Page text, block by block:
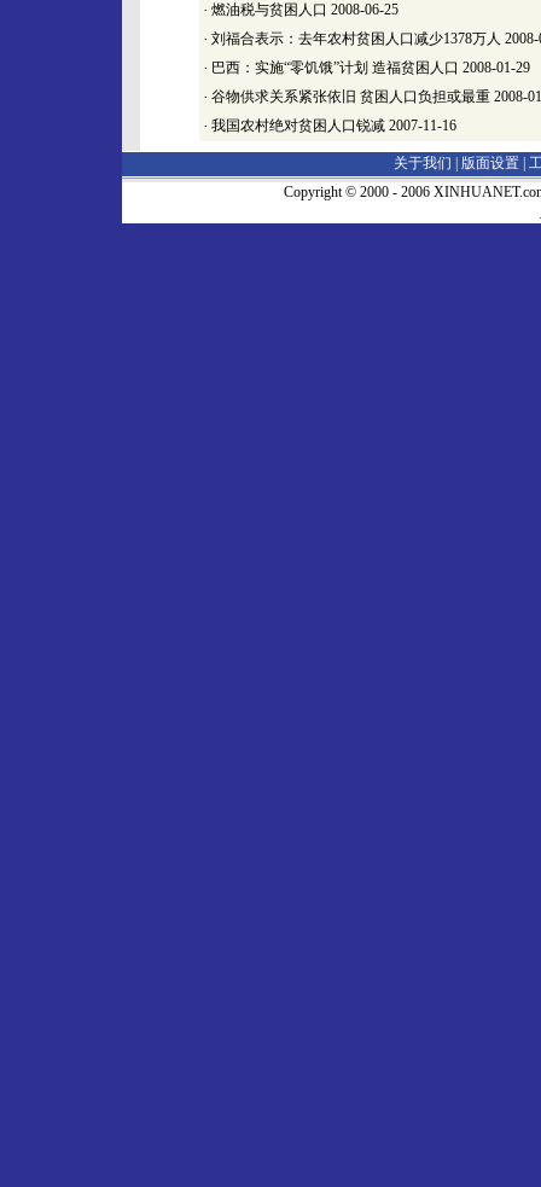
· 燃油税与贫困人口 2008-06-25
· 刘福合表示：去年农村贫困人口减少1378万人
· 巴西：实施“零饥饿”计划 造福贫困人口 2008-01-29
· 谷物供求关系紧张依旧 贫困人口负担或最重 2008-
· 我国农村绝对贫困人口锐减 2007-11-16
关于我们 | 版面设置
Copyright © 2000 - 2006